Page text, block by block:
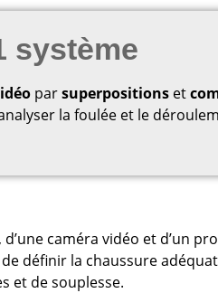
système
parsuperpositionset
la foulée et le
d’une caméra vidéo et d’un
définir la chaussure
et de souplesse.